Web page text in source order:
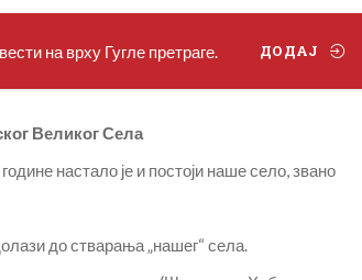
на врху Гугле претраге. ДОДАЈ
Великог Села
настало је и постоји наше село, звано
до стварања „нашег“ села.